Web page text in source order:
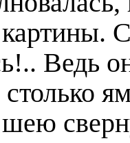
Ведь
шею